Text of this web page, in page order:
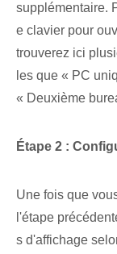
supplémentaire.
e clavier pour
trouverez ici
les que « PC
« Deuxième
Étape 2 :
Une fois que
l'étape
s d'affichage